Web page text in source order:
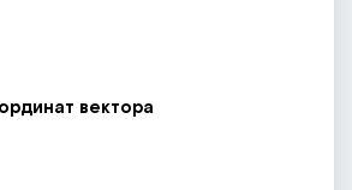
вектора